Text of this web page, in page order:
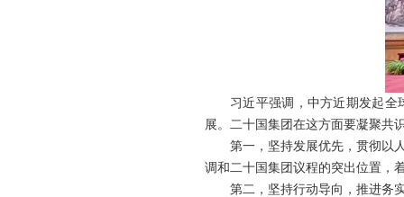
习近平强调，中方近期发起全球
展。二十国集团在这方面要凝聚共
第一，坚持发展优先，贯彻以人
调和二十国集团议程的突出位置，
第二，坚持行动导向，推进务实